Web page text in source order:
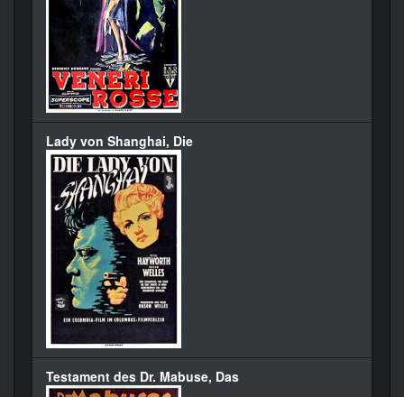
Lady von Shanghai, Die
Testament des Dr. Mabuse, Das